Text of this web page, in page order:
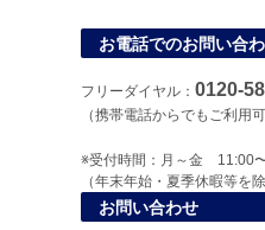
お電話でのお問い合
フリーダイヤル： 0120-
（携帯電話からでもご利用
※受付時間：月～金 11:00
（年末年始・夏季休暇等を除
お問い合わせ